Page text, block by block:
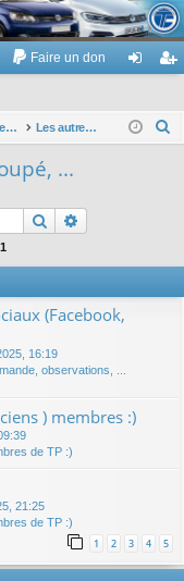
Touran
Faire un don
ne nr
Les autres modèles hors VW : concessions, modèles, achat, prix et remise ... Les autres : berlines, breaks, coupé, ...
c
...
Rechercher
1
(Facebook,
16:19
observations, ...
) membres :)
de TP :)
21:25
de TP :)
1 2 3 4 5